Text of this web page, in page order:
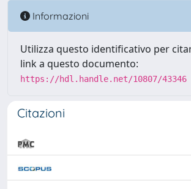
Informazioni
Utilizza questo identificativo per
link a questo documento:
https://hdl.handle.net/10807/43346
Citazioni